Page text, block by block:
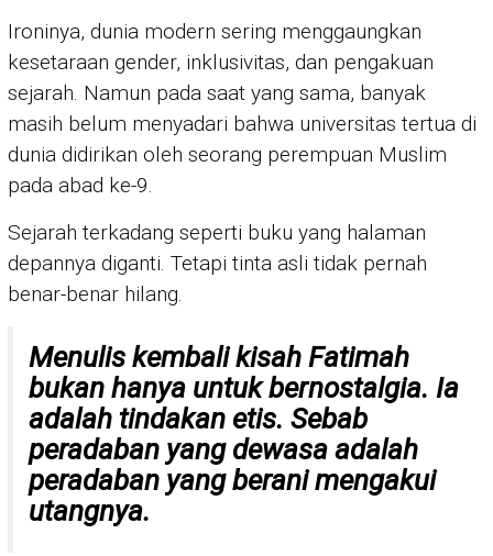
Ironinya, dunia modern sering menggaungkan
kesetaraan gender, inklusivitas, dan pengakuan
sejarah. Namun pada saat yang sama, banyak
masih belum menyadari bahwa universitas tertua di
dunia didirikan oleh seorang perempuan Muslim
pada abad ke-9.
Sejarah terkadang seperti buku yang halaman
depannya diganti. Tetapi tinta asli tidak pernah
benar-benar hilang.
Menulis kembali kisah Fatimah
bukan hanya untuk bernostalgia. Ia
adalah tindakan etis. Sebab
peradaban yang dewasa adalah
peradaban yang berani mengakui
utangnya.